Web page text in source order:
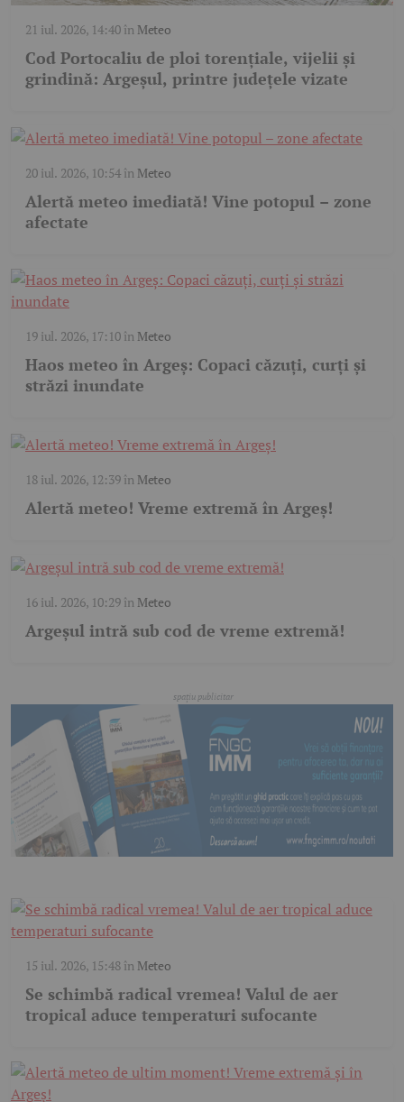
21 iul. 2026, 14:40în Meteo
Cod Portocaliu de ploi torențiale, vijelii și
grindină: Argeșul, printre județele vizate
20 iul. 2026, 10:54în Meteo
Alertă meteo imediată! Vine potopul – zone
afectate
19 iul. 2026, 17:10în Meteo
Haos meteo în Argeș: Copaci căzuți, curți și
străzi inundate
18 iul. 2026, 12:39în Meteo
Alertă meteo! Vreme extremă în Argeș!
16 iul. 2026, 10:29în Meteo
Argeșul intră sub cod de vreme extremă!
15 iul. 2026, 15:48în Meteo
Se schimbă radical vremea! Valul de aer
tropical aduce temperaturi sufocante